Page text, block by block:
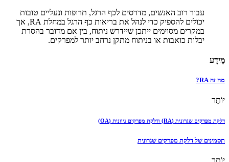
עבור רוב האנשים, מדרסים לכף הרגל, תרופות ונעליים טובות
יכולים להספיק כדי לנהל את בריאות כף הרגל במחלת RA, אך
במקרים מסוימים ייתכן שיידרש ניתוח, בין אם מדובר בהסרת
יבלות כואבות או בניתוח מתקן נרחב יותר למפרקים.
מֵידָע
מה זה RA?
יוֹתֵר
דלקת מפרקים שגרונית (RA) ודלקת מפרקים ניוונית (OA)
תסמינים של דלקת מפרקים שגרונית